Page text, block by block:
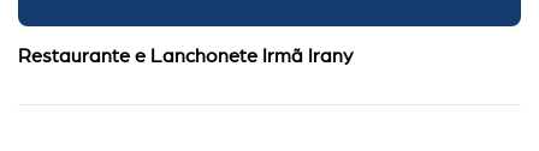
Restaurante e Lanchonete Irmã Irany